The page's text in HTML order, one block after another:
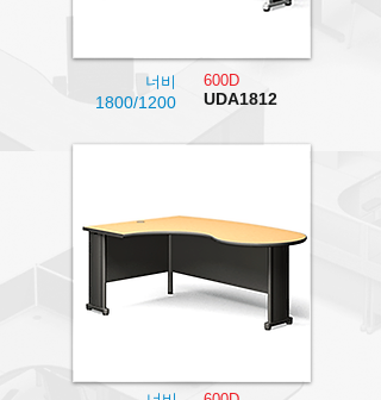
너비
1800/1200
600D
UDA1812